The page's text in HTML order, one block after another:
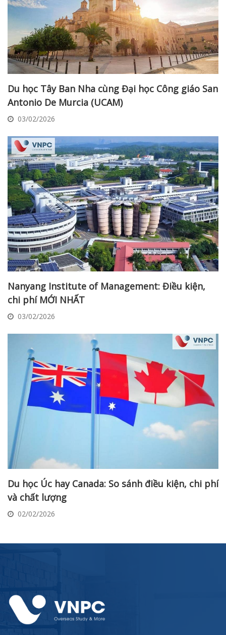
Du học Tây Ban Nha cùng Đại học Công giáo San
Antonio De Murcia (UCAM)
03/02/2026
Nanyang Institute of Management: Điều kiện,
chi phí MỚI NHẤT
03/02/2026
Du học Úc hay Canada: So sánh điều kiện, chi phí
và chất lượng
02/02/2026